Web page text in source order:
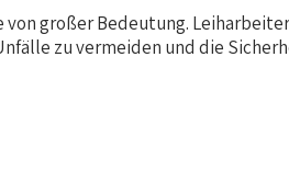
großer Bedeutung.
zu vermeiden und die